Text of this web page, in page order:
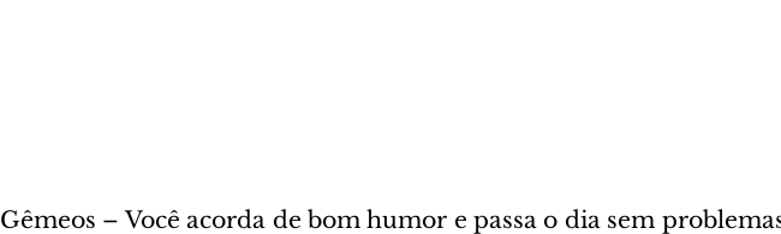
Gêmeos – Você acorda de bom humor e passa o dia sem